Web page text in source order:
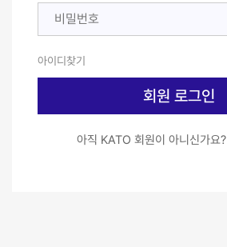
아이디찾기
회원 로그인
아직 KATO 회원이 아니신가요?